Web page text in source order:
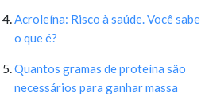
Acroleína: Risco à saúde. Você sabe
o que é?
Quantos gramas de proteína são
necessários para ganhar massa